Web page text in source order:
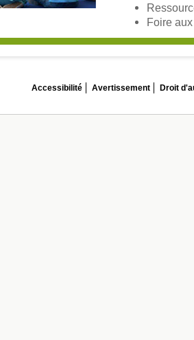
Foire
Accessibilité Avertissement Droit